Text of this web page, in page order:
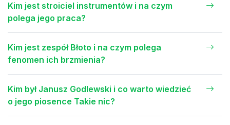
Kim jest stroiciel instrumentów i na czym
polega jego praca?
Kim jest zespół Błoto i na czym polega
fenomen ich brzmienia?
Kim był Janusz Godlewski i co warto wiedzieć
o jego piosence Takie nic?